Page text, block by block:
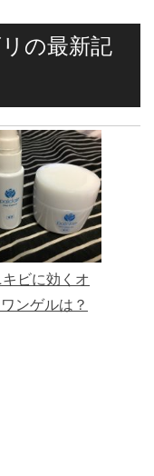
の最新記
ビに効くオ
ンゲルは？